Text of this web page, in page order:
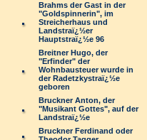
Brahms der Gast in der
"Goldspinnerin", im
Streicherhaus und
Landstraï¿½er
Hauptstraï¿½e 96
Breitner Hugo, der
"Erfinder" der
Wohnbausteuer wurde in
der Radetzkystraï¿½e
geboren
Bruckner Anton, der
"Musikant Gottes", auf der
Landstraï¿½e
Bruckner Ferdinand oder